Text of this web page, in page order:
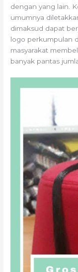
dengan yang lain.
umumnya
dimaksud dapat
logo perkumpulan
masyarakat
banyak pantas